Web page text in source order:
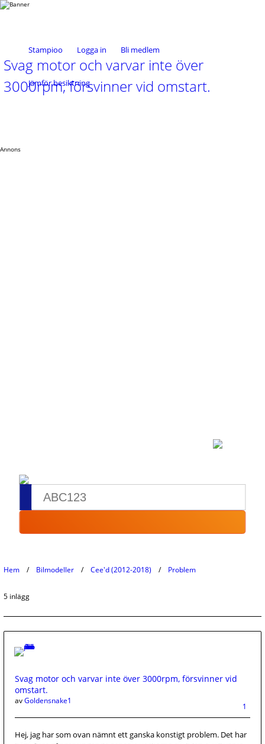
Stampioo Logga in Bli medlem
Jämför besiktning
Svag motor och varvar inte över
3000rpm, försvinner vid omstart.
Annons
Hem Bilmodeller Cee'd (2012-2018) Problem
5 inlägg
Svag motor och varvar inte över 3000rpm, försvinner vid
omstart.
1
avGoldensnake1
Hej, jag har som ovan nämnt ett ganska konstigt problem. Det har